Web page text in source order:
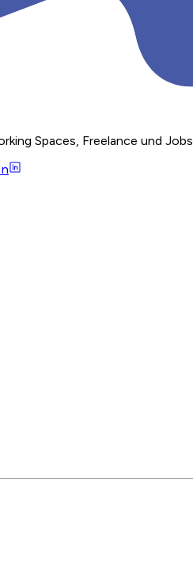
Spaces, Freelance und Jobs.